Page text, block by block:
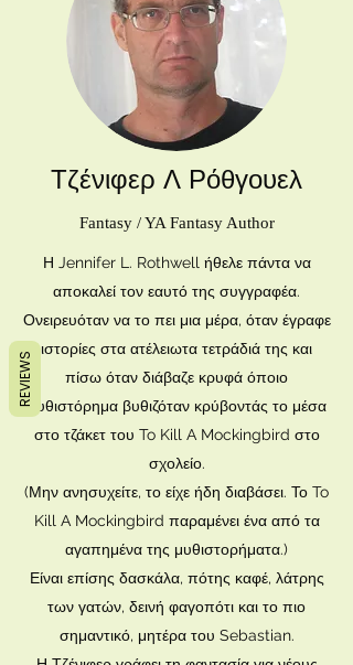
Τζένιφερ Λ Ρόθγουελ
Fantasy / YA Fantasy Author
Η Jennifer L. Rothwell ήθελε πάντα να
αποκαλεί τον εαυτό της συγγραφέα.
Ονειρευόταν να το πει μια μέρα, όταν έγραφε
ιστορίες στα ατέλειωτα τετράδιά της και
πίσω όταν διάβαζε κρυφά όποιο
μυθιστόρημα βυθιζόταν κρύβοντάς το μέσα
στο τζάκετ του To Kill A Mockingbird στο
σχολείο.
(Μην ανησυχείτε, το είχε ήδη διαβάσει. Το To
Kill A Mockingbird παραμένει ένα από τα
αγαπημένα της μυθιστορήματα.)
Είναι επίσης δασκάλα, πότης καφέ, λάτρης
των γατών, δεινή φαγοπότι και το πιο
σημαντικό, μητέρα του Sebastian.
REVIEWS